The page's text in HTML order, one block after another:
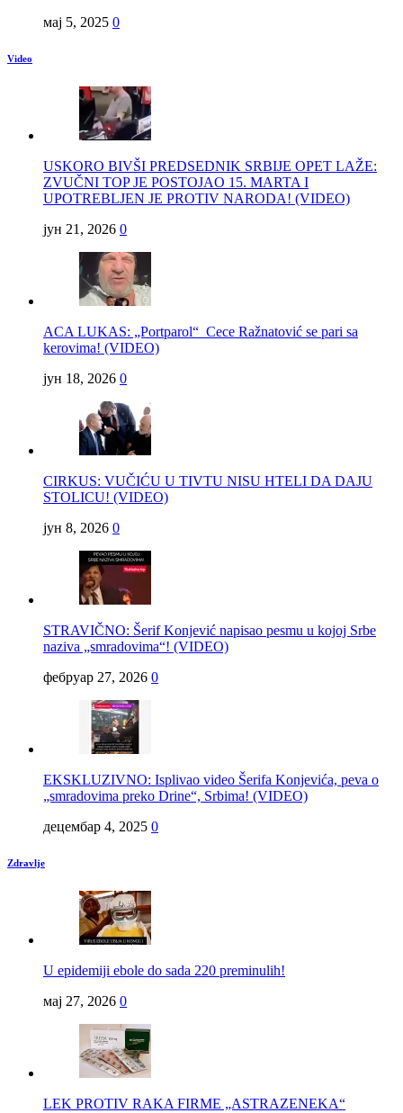
мај 5, 2025 0
Video
USKORO BIVŠI PREDSEDNIK SRBIJE OPET LAŽE:
ZVUČNI TOP JE POSTOJAO 15. MARTA I
UPOTREBLJEN JE PROTIV NARODA! (VIDEO)
јун 21, 2026 0
ACA LUKAS: „Portparol“ Cece Ražnatović se pari sa
kerovima! (VIDEO)
јун 18, 2026 0
CIRKUS: VUČIĆU U TIVTU NISU HTELI DA DAJU
STOLICU! (VIDEO)
јун 8, 2026 0
STRAVIČNO: Šerif Konjević napisao pesmu u kojoj Srbe
naziva „smradovima“! (VIDEO)
фебруар 27, 2026 0
EKSKLUZIVNO: Isplivao video Šerifa Konjevića, peva o
„smradovima preko Drine“, Srbima! (VIDEO)
децембар 4, 2025 0
Zdravlje
U epidemiji ebole do sada 220 preminulih!
мај 27, 2026 0
LEK PROTIV RAKA FIRME „ASTRAZENEKA“